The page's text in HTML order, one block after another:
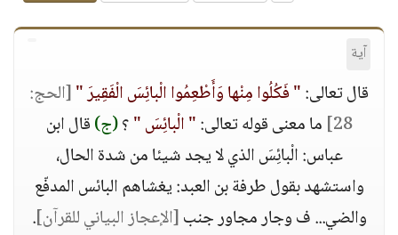
آية
قال تعالى:" فَكُلُوا مِنْها وَأَطْعِمُوا الْبائِسَ الْفَقِيرَ "[الحج:
28] ما معنى قوله تعالى:" الْبائِسَ "؟(ج)قال ابن
عباس: الْبائِسَ الذي لا يجد شيئا من شدة الحال،
واستشهد بقول طرفة بن العبد: يغشاهم البائس المدفّع
والضي... ف وجار مجاور جنب[الإعجاز البياني للقرآن].